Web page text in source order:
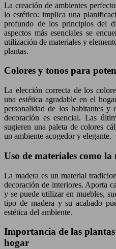
La creación de ambientes
lo estético: implica una
profundo de los principios del
aspectos más esenciales se
utilización de materiales y
plantas.
Colores y tonos para
La elección correcta de los
una estética agradable en el
personalidad de los habitantes y
decoración es esencial. Las
sugieren una paleta de colores
un ambiente acogedor y elegante.
Uso de materiales como
La madera es un material
decoración de interiores. Aporta
y se puede utilizar en muebles,
tipo de madera y su acabado
estética del ambiente.
Importancia de las
hogar